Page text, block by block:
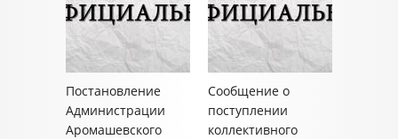
Постановление
Администрации
Аромашевского
Сообщение о
поступлении
коллективного